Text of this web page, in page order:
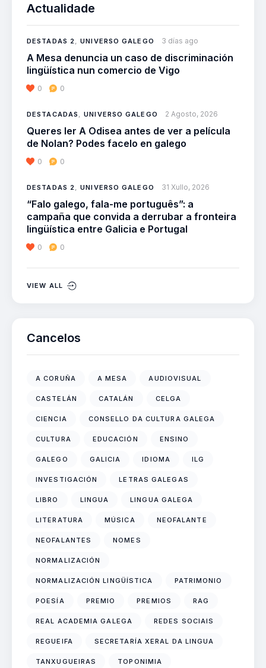
Actualidade
DESTADAS 2,UNIVERSO GALEGO 3 días ago
A Mesa denuncia un caso de discriminación
lingüística nun comercio de Vigo
0 0
DESTACADAS ,UNIVERSO GALEGO 2 Agosto, 2026
Queres ler A Odisea antes de ver a película
de Nolan? Podes facelo en galego
0 0
DESTADAS 2,UNIVERSO GALEGO 31 Xullo, 2026
“Falo galego, fala-me português”: a
campaña que convida a derrubar a fronteira
lingüística entre Galicia e Portugal
0 0
VIEW ALL
Cancelos
A CORUÑA A MESA AUDIOVISUAL
CASTELÁN CATALÁN CELGA
CIENCIA CONSELLO DA CULTURA GALEGA
CULTURA EDUCACIÓN ENSINO
GALEGO GALICIA IDIOMA ILG
INVESTIGACIÓN LETRAS GALEGAS
LIBRO LINGUA LINGUA GALEGA
LITERATURA MÚSICA NEOFALANTE
NEOFALANTES NOMES
NORMALIZACIÓN
NORMALIZACIÓN LINGÜÍSTICA PATRIMONIO
POESÍA PREMIO PREMIOS RAG
REAL ACADEMIA GALEGA REDES SOCIAIS
REGUEIFA SECRETARÍA XERAL DA LINGUA
TANXUGUEIRAS TOPONIMIA